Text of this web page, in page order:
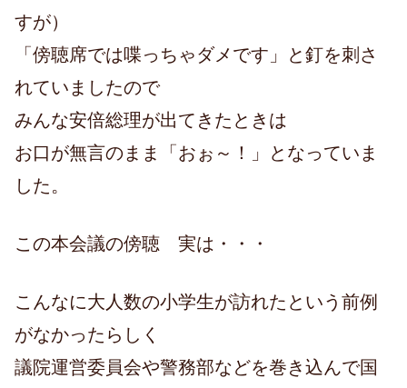
すが）
「傍聴席では喋っちゃダメです」と釘を刺さ
れていましたので
みんな安倍総理が出てきたときは
お口が無言のまま「おぉ～！」となっていま
した。
この本会議の傍聴 実は・・・
こんなに大人数の小学生が訪れたという前例
がなかったらしく
議院運営委員会や警務部などを巻き込んで国